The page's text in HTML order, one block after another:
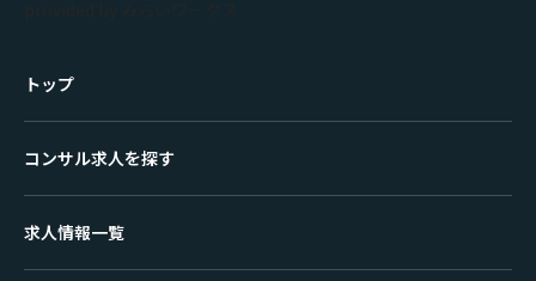
トップ
コンサル求人を探す
求人情報一覧